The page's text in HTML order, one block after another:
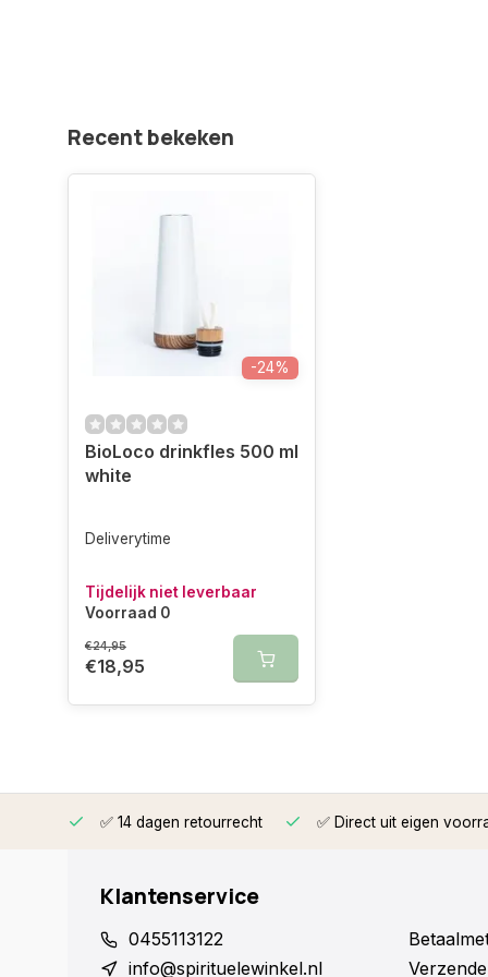
Recent bekeken
-24%
BioLoco drinkfles 500 ml
white
Deliverytime
Tijdelijk niet leverbaar
Voorraad 0
€24,95
€18,95
✅ 14 dagen retourrecht ✅ Direct uit eigen
Klantenservice
0455113122
info@spirituelewinkel.nl